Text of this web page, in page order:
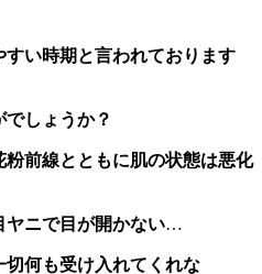
い時期と言われております
しょうか？
前線とともに肌の状態は悪化
ヤニで目が開かない…
何も受け入れてくれな